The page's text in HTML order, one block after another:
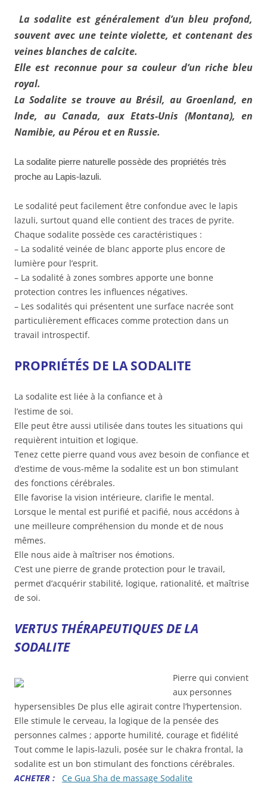
La sodalite est généralement d’un bleu profond,
souvent avec une teinte violette, et contenant des
veines blanches de calcite.
Elle est reconnue pour sa couleur d’un riche bleu
royal.
La Sodalite se trouve au Brésil, au Groenland, en
Inde, au Canada, aux Etats-Unis (Montana), en
Namibie, auPérouet en Russie.
La sodalite pierre naturelle possède des propriétés très
proche au Lapis-lazuli.
Le sodalité peut facilement être confondue avec le lapis
lazuli, surtout quand elle contient des traces de pyrite.
Chaque sodalite possède ces caractéristiques :
– La sodalité veinée de blanc apporte plus encore de
lumière pour l’esprit.
– La sodalité à zones sombres apporte une bonne
protection contres les influences négatives.
– Les sodalités qui présentent une surface nacrée sont
particulièrement efficaces comme protection dans un
travail introspectif.
PROPRIÉTÉS DE LA SODALITE
La sodalite est liée à la confiance et à
l’estime de soi.
Elle peut être aussi utilisée dans toutes les situations qui
requièrent intuition et logique.
Tenez cette pierre quand vous avez besoin de confiance et
d’estime de vous-même la sodalite est un bon stimulant
des fonctions cérébrales.
Elle favorise la vision intérieure, clarifie le mental.
Lorsque le mental est purifié et pacifié, nous accédons à
une meilleure compréhension du monde et de nous
mêmes.
Elle nous aide à maîtriser nos émotions.
C’est une pierre de grande protection pour le travail,
permet d’acquérir stabilité, logique, rationalité, et maîtrise
de soi.
VERTUS THÉRAPEUTIQUESDE LA
SODALITE
Pierre qui convient
aux personnes
hypersensibles De plus elle agirait contre l’hypertension.
Elle stimule le cerveau, la logique de la pensée des
personnes calmes ; apporte humilité, courage et fidélité
Tout comme le lapis-lazuli, posée sur le chakra frontal, la
sodalite est un bon stimulant des fonctions cérébrales.
ACHETER : Ce Gua Sha de massage Sodalite